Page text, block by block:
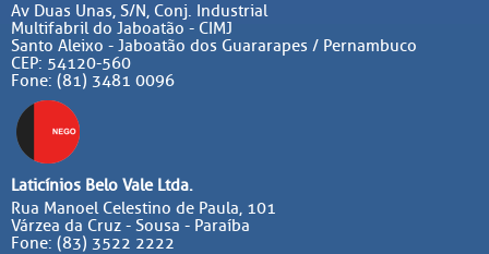
Av Duas Unas, S/N, Conj. Industrial
Multifabril do Jaboatão - CIMJ
Santo Aleixo - Jaboatão dos Guararapes / Pernambuco
CEP: 54120-560
Fone: (81) 3481 0096
Laticínios Belo Vale Ltda.
Rua Manoel Celestino de Paula, 101
Várzea da Cruz - Sousa - Paraíba
Fone: (83) 3522 2222